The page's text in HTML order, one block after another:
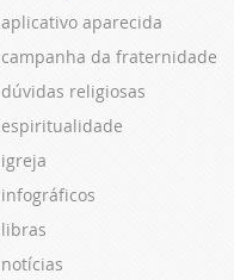
aplicativo aparecida
campanha da fraternidade
dúvidas religiosas
espiritualidade
igreja
infográficos
libras
notícias